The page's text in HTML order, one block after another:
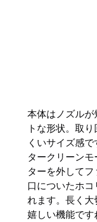
本体はノズル
トな形状。取
くいサイズ感
タークリーン
ターを外して
口についたホ
れます。長く大
嬉しい機能です